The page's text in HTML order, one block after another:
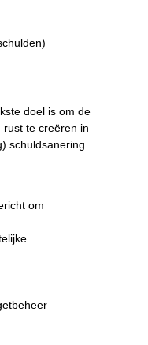
doel is om de
te creëren in
schuldsanering
om